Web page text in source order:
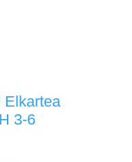
Elkartea
3-6